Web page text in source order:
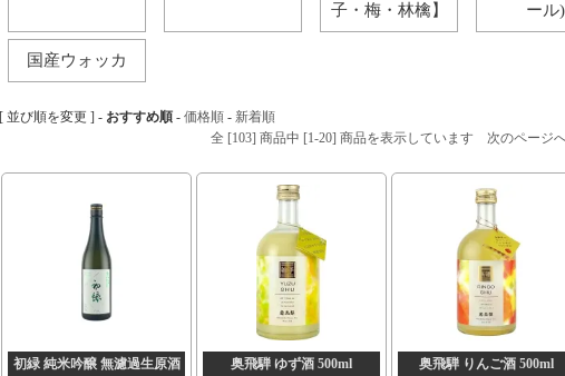
子・梅・林檎】 ール)
国産ウォッカ
[ 並び順を変更 ] - おすすめ順 - 価格順 - 新着順
全 [103] 商品中 [1-20] 商品を表示しています 次のページ
初緑 純米吟醸 無濾過生原酒
奥飛騨 ゆず酒 500ml 奥飛騨 りんご酒 500ml